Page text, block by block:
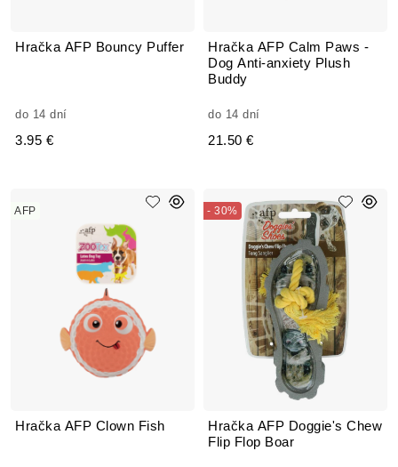
Hračka AFP Bouncy Puffer
do 14 dní
3.95 €
Hračka AFP Calm Paws -
Dog Anti-anxiety Plush
Buddy
do 14 dní
21.50 €
Hračka AFP Clown Fish
AFP
Hračka AFP Doggie's Chew
Flip Flop Boar
- 30%